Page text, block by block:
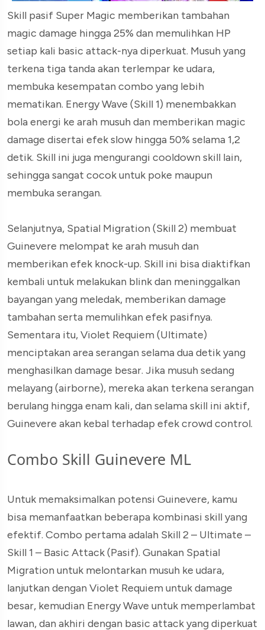
Skill pasif Super Magic memberikan tambahan
magic damage hingga 25% dan memulihkan HP
setiap kali basic attack-nya diperkuat. Musuh yang
terkena tiga tanda akan terlempar ke udara,
membuka kesempatan combo yang lebih
mematikan. Energy Wave (Skill 1) menembakkan
bola energi ke arah musuh dan memberikan magic
damage disertai efek slow hingga 50% selama 1,2
detik. Skill ini juga mengurangi cooldown skill lain,
sehingga sangat cocok untuk poke maupun
membuka serangan.
Selanjutnya, Spatial Migration (Skill 2) membuat
Guinevere melompat ke arah musuh dan
memberikan efek knock-up. Skill ini bisa diaktifkan
kembali untuk melakukan blink dan meninggalkan
bayangan yang meledak, memberikan damage
tambahan serta memulihkan efek pasifnya.
Sementara itu, Violet Requiem (Ultimate)
menciptakan area serangan selama dua detik yang
menghasilkan damage besar. Jika musuh sedang
melayang (airborne), mereka akan terkena serangan
berulang hingga enam kali, dan selama skill ini aktif,
Guinevere akan kebal terhadap efek crowd control.
Combo Skill Guinevere ML
Untuk memaksimalkan potensi Guinevere, kamu
bisa memanfaatkan beberapa kombinasi skill yang
efektif. Combo pertama adalah Skill 2 – Ultimate –
Skill 1 – Basic Attack (Pasif). Gunakan Spatial
Migration untuk melontarkan musuh ke udara,
lanjutkan dengan Violet Requiem untuk damage
besar, kemudian Energy Wave untuk memperlambat
lawan, dan akhiri dengan basic attack yang diperkuat